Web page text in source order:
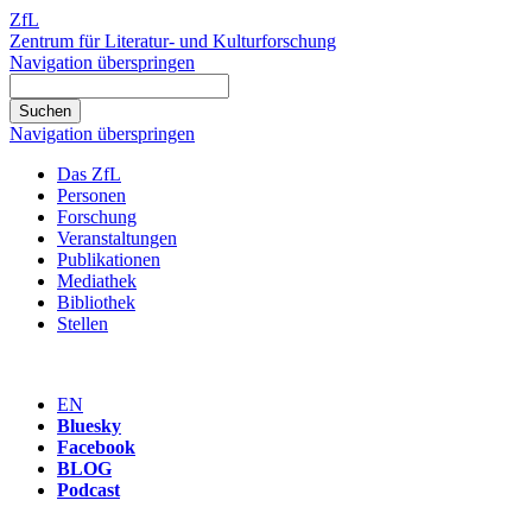
ZfL
Zentrum für Literatur- und Kulturforschung
Navigation überspringen
Navigation überspringen
Das ZfL
Personen
Forschung
Veranstaltungen
Publikationen
Mediathek
Bibliothek
Stellen
EN
Bluesky
Facebook
BLOG
Podcast